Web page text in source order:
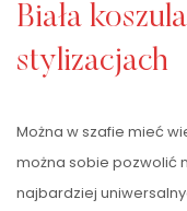
Biała
stylizacjach
Można w szafie mieć
można sobie pozwolić
najbardziej